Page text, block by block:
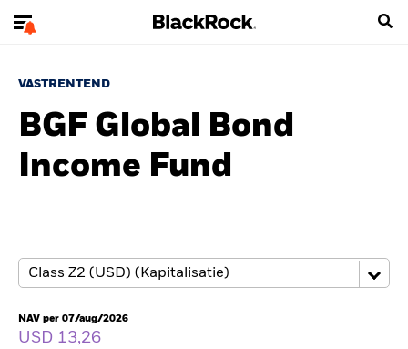
VASTRENTEND
BGF Global Bond
Income Fund
NAV per 07/aug/2026
USD 13,26